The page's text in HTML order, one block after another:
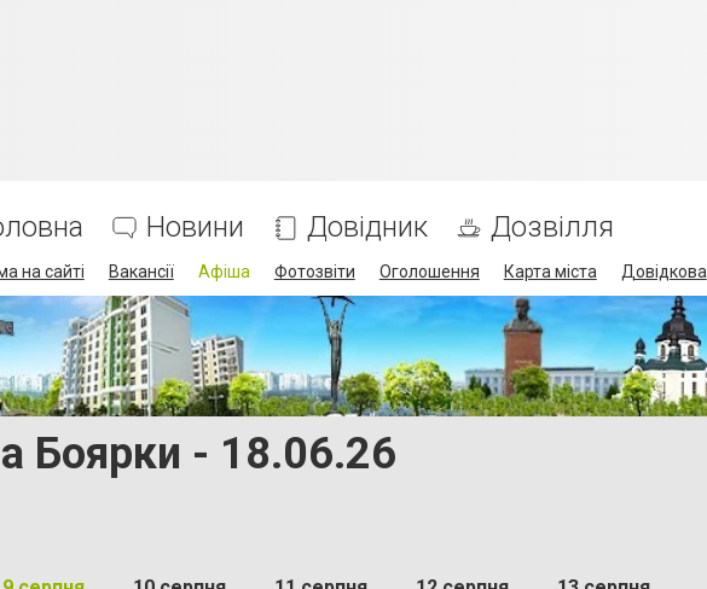
Новини Довідник Дозвілля
на сайті Вакансії Афіша Фотозвіти Оголошення Карта міста Довідкова
Боярки - 18.06.26